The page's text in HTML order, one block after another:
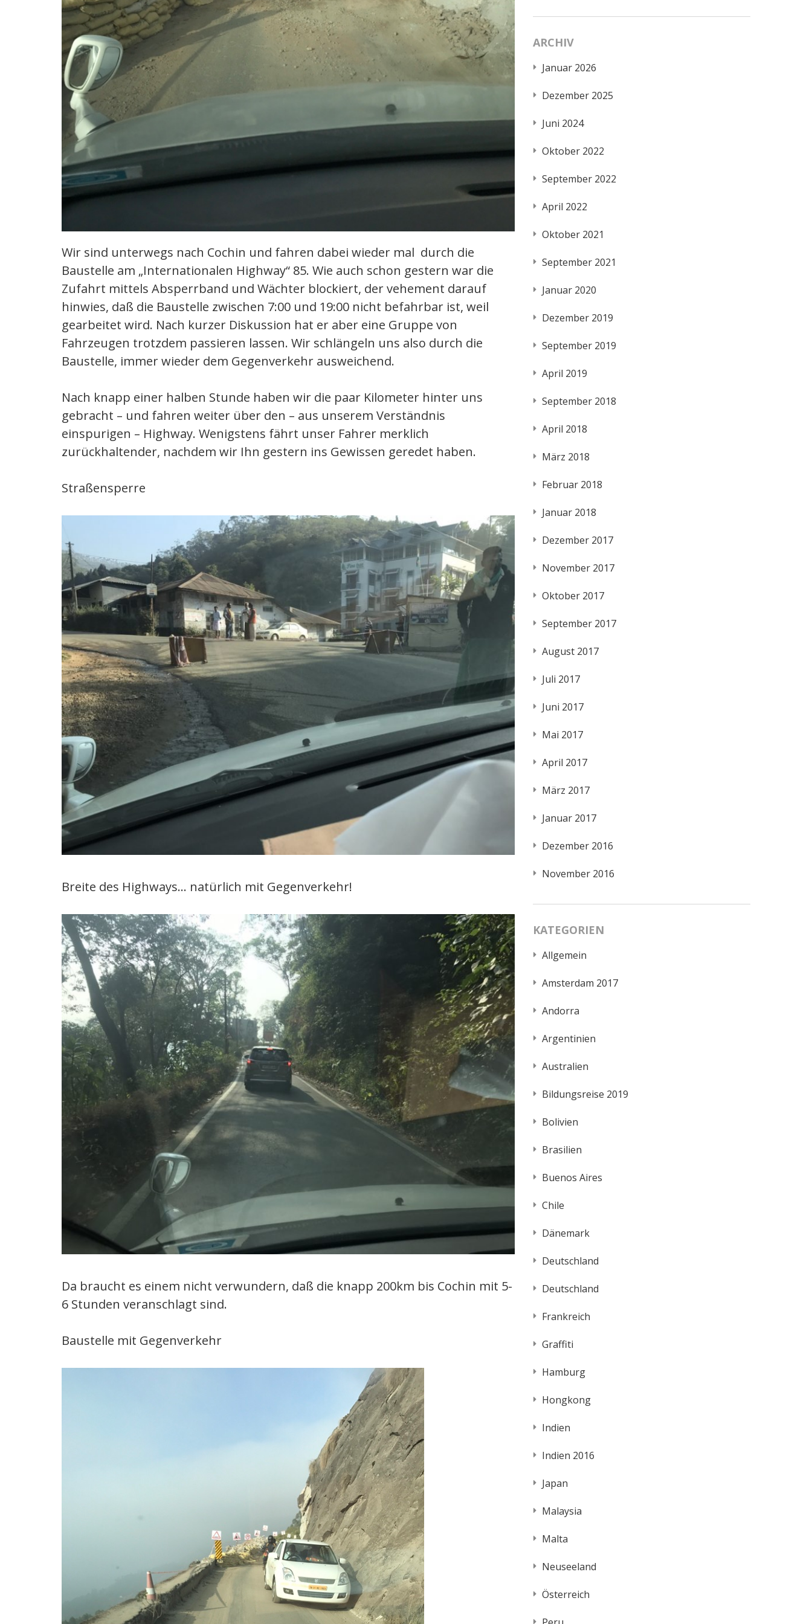
Wir sind unterwegs nach Cochin und fahren dabei wieder mal durch die
Baustelle am „Internationalen Highway“ 85. Wie auch schon gestern war die
Zufahrt mittels Absperrband und Wächter blockiert, der vehement darauf
hinwies, daß die Baustelle zwischen 7:00 und 19:00 nicht befahrbar ist, weil
gearbeitet wird. Nach kurzer Diskussion hat er aber eine Gruppe von
Fahrzeugen trotzdem passieren lassen. Wir schlängeln uns also durch die
Baustelle, immer wieder dem Gegenverkehr ausweichend.
Nach knapp einer halben Stunde haben wir die paar Kilometer hinter uns
gebracht – und fahren weiter über den – aus unserem Verständnis
einspurigen – Highway. Wenigstens fährt unser Fahrer merklich
zurückhaltender, nachdem wir Ihn gestern ins Gewissen geredet haben.
Straßensperre
Breite des Highways… natürlich mit Gegenverkehr!
Da braucht es einem nicht verwundern, daß die knapp 200km bis Cochin mit 5-
6 Stunden veranschlagt sind.
Baustelle mit Gegenverkehr
ARCHIV
Januar 2026
Dezember 2025
Juni 2024
Oktober 2022
September 2022
April 2022
Oktober 2021
September 2021
Januar 2020
Dezember 2019
September 2019
April 2019
September 2018
April 2018
März 2018
Februar 2018
Januar 2018
Dezember 2017
November 2017
Oktober 2017
September 2017
August 2017
Juli 2017
Juni 2017
Mai 2017
April 2017
März 2017
Januar 2017
Dezember 2016
November 2016
KATEGORIEN
Allgemein
Amsterdam 2017
Andorra
Argentinien
Australien
Bildungsreise 2019
Bolivien
Brasilien
Buenos Aires
Chile
Dänemark
Deutschland
Deutschland
Frankreich
Graffiti
Hamburg
Hongkong
Indien
Indien 2016
Japan
Malaysia
Malta
Neuseeland
Österreich